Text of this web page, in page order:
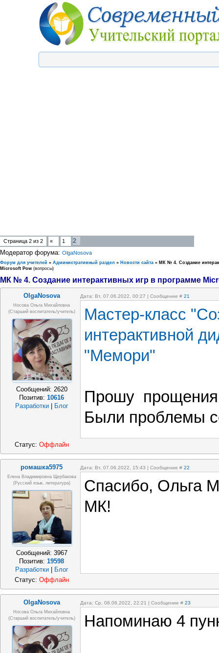
Страница 2 из 2 « 1
2
Модератор форума: OlgaNosova
Форум для учителей » Административный раздел » Новости сайта » МК № 4. Создание
Microsoft Pow (вопросы)
МК № 4. Создание интерактивных игр в программе
OlgaNosova Дата: Вт, 07.06.2022, 00:27 | Сообщение # 21
Носова Ольга Михайловна
(старший воспитатель/учитель)
Сообщений: 2620
Позитив:10616
Разработки
Блог
Мастер-класс
интерактивной
"Мемори"
Прошу прощения
Были проблемы
Статус: Оффлайн
ромашка5975 Дата: Вт, 07.06.2022, 15:43 | Сообщение # 22
Елена Владимировна Щербакова
(русский язык, литература)
Сообщений: 3967
Позитив:19598
Разработки
Блог
Спасибо, Ольга
МК!
Статус: Оффлайн
OlgaNosova Дата: Ср, 08.06.2022, 22:21 | Сообщение # 23
Носова Ольга Михайловна
(старший воспитатель/учитель)
Напоминаю 4